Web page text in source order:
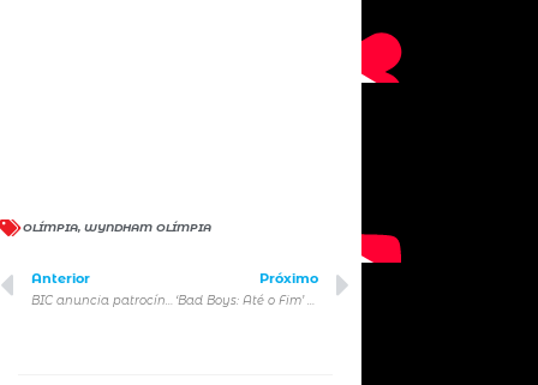
OLÍMPIA, WYNDHAM OLÍMPIA
Anterior Próximo